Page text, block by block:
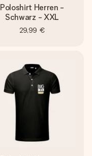
Poloshirt Herren -
Schwarz - XXL
29,99 €